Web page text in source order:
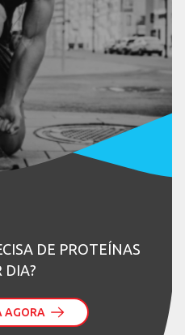
DE PROTEÍNAS
DIA?
AGORA